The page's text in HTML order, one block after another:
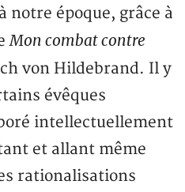
notre époque, grâce à
Mon combat contre
von Hildebrand. Il y
évêques
intellectuellement
et allant même
rationalisations